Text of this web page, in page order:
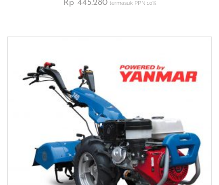
Rp 445.280 termasuk PPN 10%